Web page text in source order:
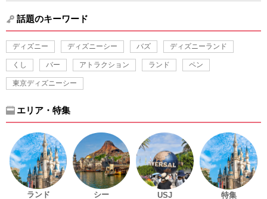
話題のキーワード
ディズニー ディズニーシー バズ ディズニーランド
くし バー アトラクション ランド ペン
東京ディズニーシー
エリア・特集
ランド シー USJ 特集